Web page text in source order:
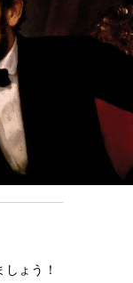
ょう！